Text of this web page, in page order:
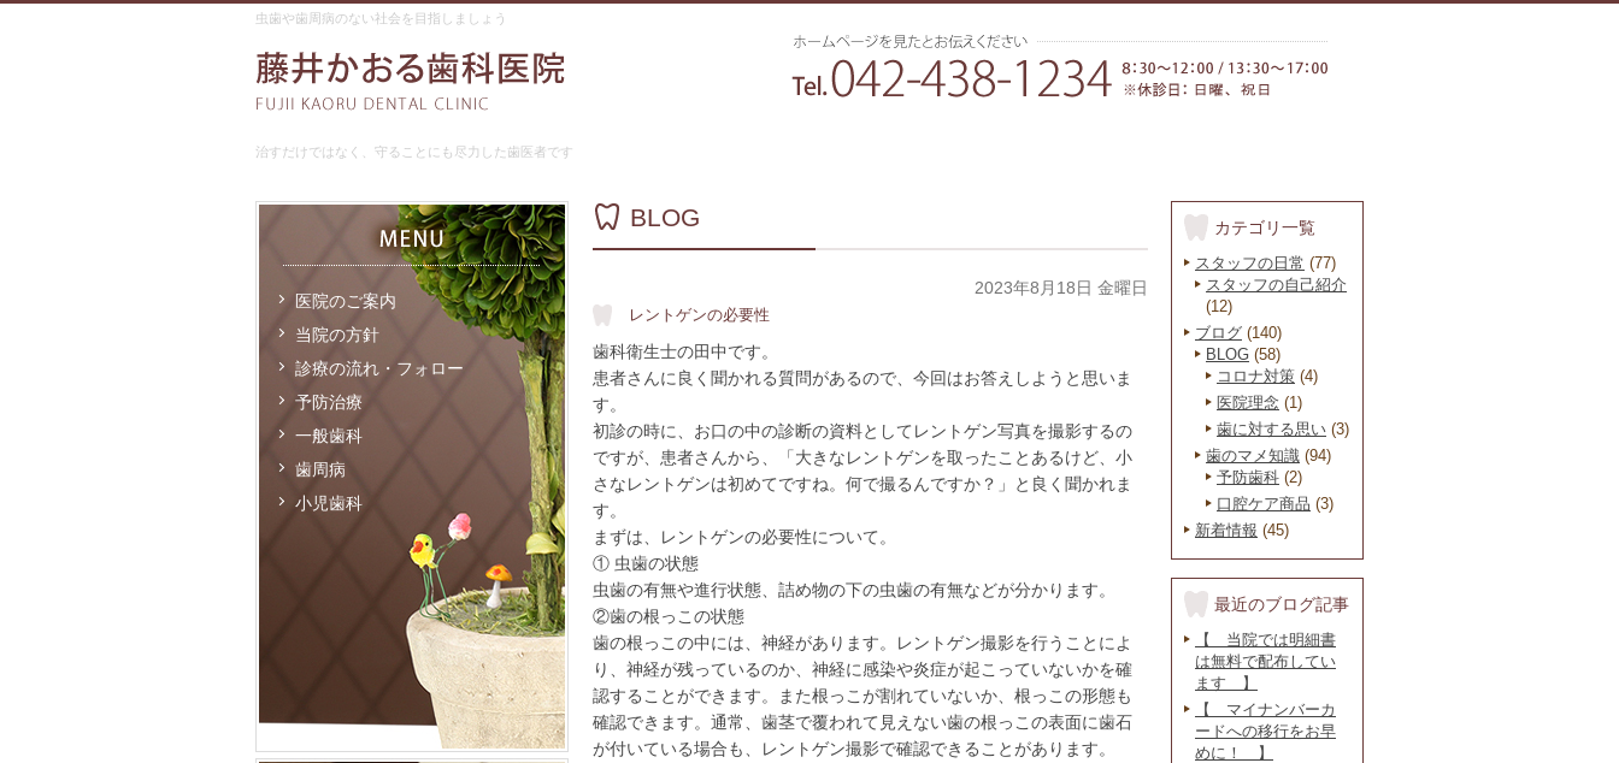
虫歯や歯周病のない社会を目指しましょう
治すだけではなく、守ることにも尽力した歯医者です
BLOG
2023年8月18日 金曜日
レントゲンの必要性
歯科衛生士の田中です。
患者さんに良く聞かれる質問があるので、今回はお答えしようと思いま
す。
初診の時に、お口の中の診断の資料としてレントゲン写真を撮影するの
ですが、患者さんから、「大きなレントゲンを取ったことあるけど、小
さなレントゲンは初めてですね。何で撮るんですか？」と良く聞かれま
す。
まずは、レントゲンの必要性について。
① 虫歯の状態
虫歯の有無や進行状態、詰め物の下の虫歯の有無などが分かります。
②歯の根っこの状態
歯の根っこの中には、神経があります。レントゲン撮影を行うことによ
り、神経が残っているのか、神経に感染や炎症が起こっていないかを確
認することができます。また根っこが割れていないか、根っこの形態も
確認できます。通常、歯茎で覆われて見えない歯の根っこの表面に歯石
が付いている場合も、レントゲン撮影で確認できることがあります。
カテゴリ一覧
スタッフの日常 (77)
スタッフの自己紹介
(12)
ブログ (140)
BLOG (58)
コロナ対策 (4)
医院理念 (1)
歯に対する思い (3)
歯のマメ知識 (94)
予防歯科 (2)
口腔ケア商品 (3)
新着情報 (45)
最近のブログ記事
【 当院では明細書
は無料で配布してい
ます 】
【 マイナンバーカ
ードへの移行をお早
めに！ 】
医院のご案内
当院の方針
診療の流れ・フォロー
予防治療
一般歯科
歯周病
小児歯科